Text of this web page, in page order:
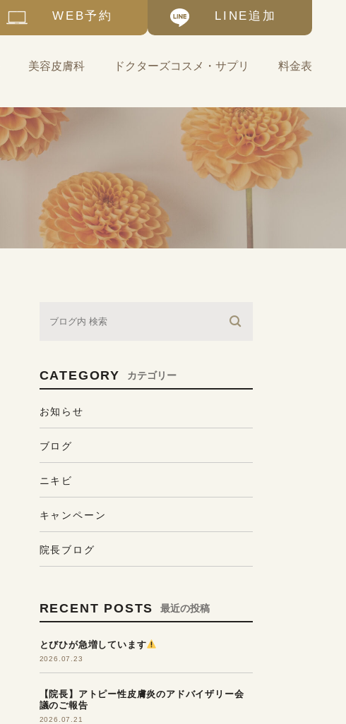
WEB予約 LINE追加
美容皮膚科 ドクターズコスメ・サプリ
基礎化粧品
ゼオスキンヘルス-自宅
で始める美肌治療
サプリメント・その他
料金表
CATEGORY カテゴリー
お知らせ
ブログ
キャンペーン
ニキビ
院長ブログ
RECENT POSTS 最近の投稿
とびひが急増しています
2026.07.23
【院長】アトピー性皮膚炎のアドバイザリー会
議のご報告
2026.07.21